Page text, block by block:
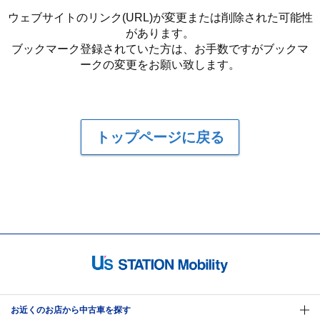
ウェブサイトのリンク(URL)が変更または削除された可能性
があります。
ブックマーク登録されていた方は、お手数ですがブックマ
ークの変更をお願い致します。
トップページに戻る
お近くのお店から中古車を探す